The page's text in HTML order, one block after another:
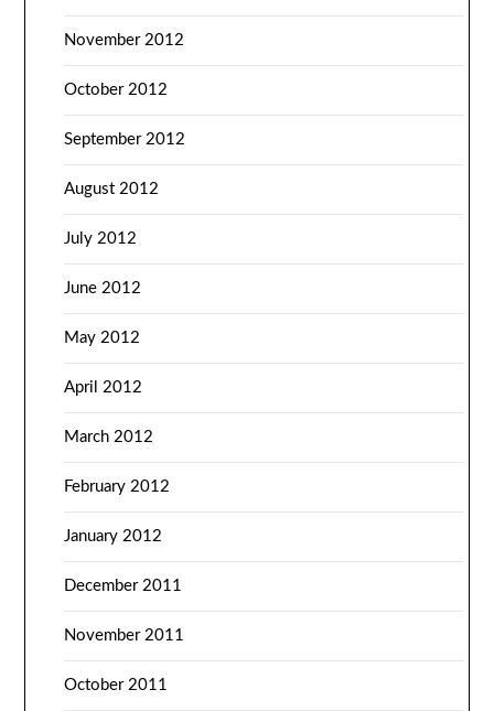
November 2012
October 2012
September 2012
August 2012
July 2012
June 2012
May 2012
April 2012
March 2012
February 2012
January 2012
December 2011
November 2011
October 2011